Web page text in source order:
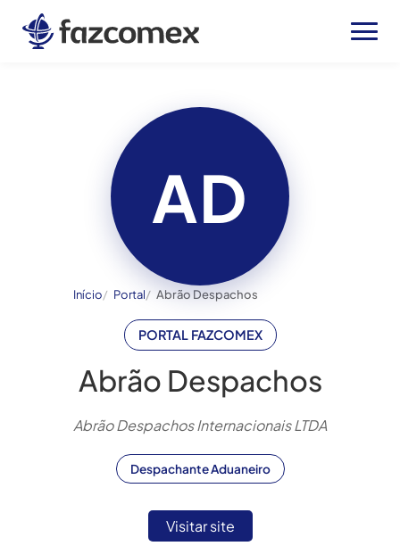
Início Portal Abrão Despachos
PORTAL FAZCOMEX
Abrão Despachos
Abrão Despachos Internacionais LTDA
Despachante Aduaneiro
Visitar site
AD